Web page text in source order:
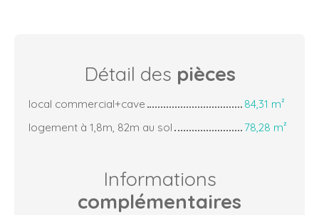
Détail des pièces
local commercial+cave
84,31 m²
logement à 1,8m, 82m au sol
78,28 m²
Informations
complémentaires